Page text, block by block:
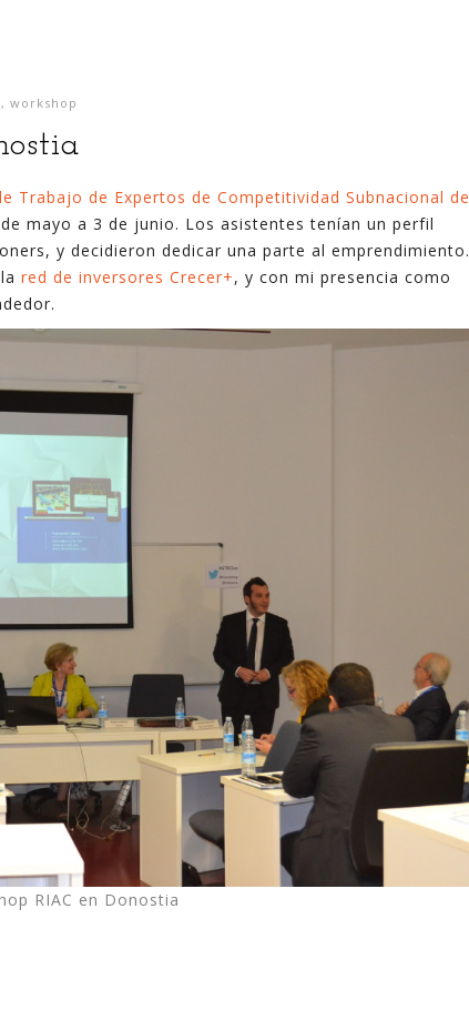
, workshop
Trabajo de Expertos de Competitividad Subnacional de
mayo a 3 de junio. Los asistentes tenían un perfil
y decidieron dedicar una parte al emprendimiento.
red de inversores Crecer+, y con mi presencia como
RIAC en Donostia